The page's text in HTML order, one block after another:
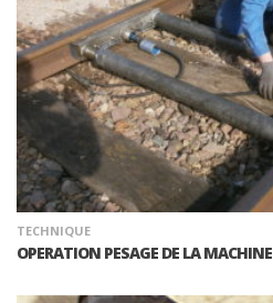
TECHNIQUE
OPERATION PESAGE DE LA MACHINE